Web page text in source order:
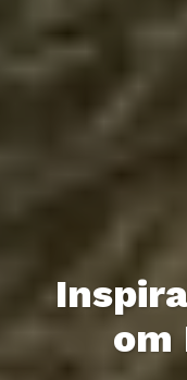
om